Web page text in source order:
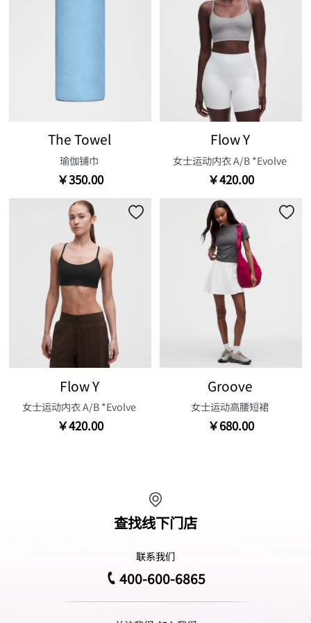
The Towel
瑜伽铺巾
￥350.00
Flow Y
女士运动内衣 A/B *Evolve
￥420.00
Flow Y
女士运动内衣 A/B *Evolve
￥420.00
Groove
女士运动高腰短裙
￥680.00
查找线下门店
联系我们
400-600-6865